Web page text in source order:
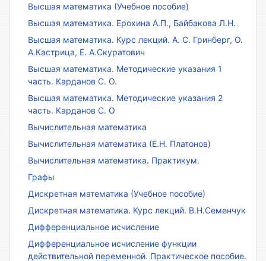
Высшая математика (Учебное пособие)
Высшая математика. Ерохина А.П., Байбакова Л.Н.
Высшая математика. Курс лекций. А. С. Гринберг, О.
А.Кастрица, Е. А.Скуратович
Высшая математика. Методические указания 1
часть. Карданов С. О.
Высшая математика. Методические указания 2
часть. Карданов С. О
Вычислительная математика
Вычислительная математика (Е.Н. Платонов)
Вычислительная математика. Практикум.
Графы
Дискретная математика (Учебное пособие)
Дискретная математика. Курс лекций. В.Н.Семенчук
Дифференциальное исчисление
Дифференциальное исчисление функции
действительной переменной. Практическое пособие.